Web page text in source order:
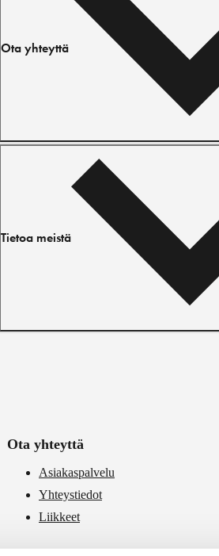
Ota yhteyttä
Tietoa meistä
Ota yhteyttä
Asiakaspalvelu
Yhteystiedot
Liikkeet